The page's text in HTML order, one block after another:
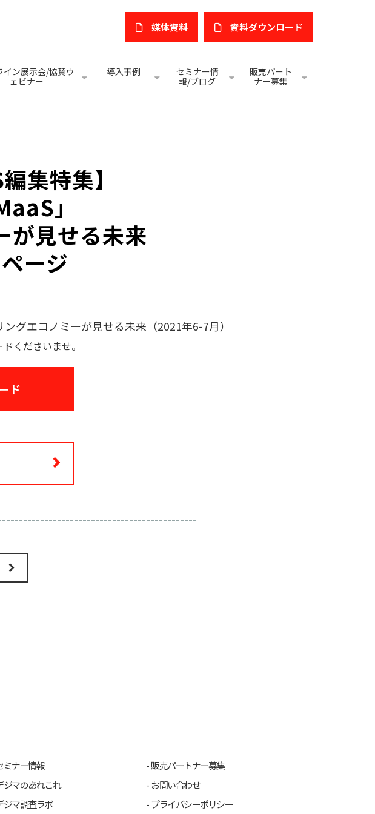
媒体資料 ​資料ダウンロード
イン展示会/協賛ウ
ェビナー
導入事例
セミナー情
報/ブログ
販売パート
ナー募集
集特集】
」
が見せる未来
ージ
グエコノミーが見せる未来（2021年6-7月）
くださいませ。
ド
ミナー情報
ジマのあれこれ
ジマ調査ラボ
販売パートナー募集
お問い合わせ
プライバシーポリシー